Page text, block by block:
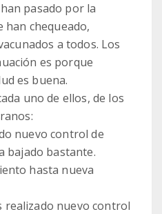
pasado por la
han chequeado,
a todos. Los
es porque
es buena.
uno de ellos, de los
nuevo control de
bajado bastante.
hasta nueva
realizado nuevo control